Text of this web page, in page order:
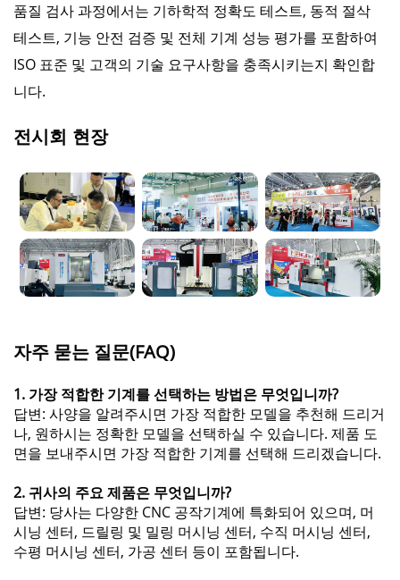
품질 검사 과정에서는 기하학적 정확도 테스트, 동적 절삭
테스트, 기능 안전 검증 및 전체 기계 성능 평가를 포함하여
ISO 표준 및 고객의 기술 요구사항을 충족시키는지 확인합
니다.
전시회 현장
자주 묻는 질문(FAQ)
1. 가장 적합한 기계를 선택하는 방법은 무엇입니까?
답변: 사양을 알려주시면 가장 적합한 모델을 추천해 드리거
나, 원하시는 정확한 모델을 선택하실 수 있습니다. 제품 도
면을 보내주시면 가장 적합한 기계를 선택해 드리겠습니다.
2. 귀사의 주요 제품은 무엇입니까?
답변: 당사는 다양한 CNC 공작기계에 특화되어 있으며, 머
시닝 센터, 드릴링 및 밀링 머시닝 센터, 수직 머시닝 센터,
수평 머시닝 센터, 가공 센터 등이 포함됩니다.